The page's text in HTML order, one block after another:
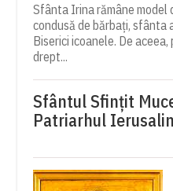
Sfânta Irina rămâne model
condusă de bărbați, sfânta
Biserici icoanele. De
drept...
Sfântul Sfinţit
Patriarhul